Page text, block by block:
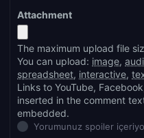
Attachment
The maximum upload file
You can upload: image,
spreadsheet, interactive,
Links to YouTube,
inserted in the comment
embedded.
Yorumunuz spoiler